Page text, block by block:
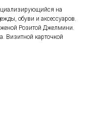
на
обуви и аксессуаров.
Розитой Джелмини.
. Визитной карточкой